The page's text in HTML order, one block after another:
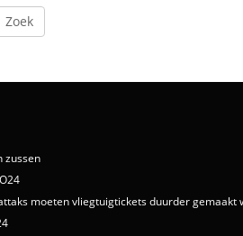
Zoek
zussen
moeten vliegtuigtickets duurder gemaakt